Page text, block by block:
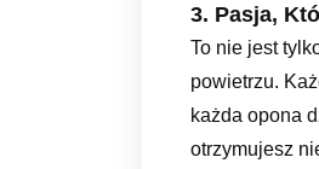
3. Pasja,
To nie jest
powietrzu.
każda opona
otrzymujesz